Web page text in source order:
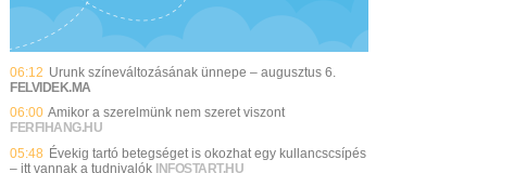
06:12 Urunk színeváltozásának ünnepe – augusztus 6.
FELVIDEK.MA
06:00 Amikor a szerelmünk nem szeret viszont
FERFIHANG.HU
05:48 Évekig tartó betegséget is okozhat egy kullancscsípés
– itt vannak a tudnivalók INFOSTART.HU